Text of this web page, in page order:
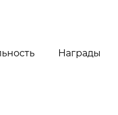
Награды